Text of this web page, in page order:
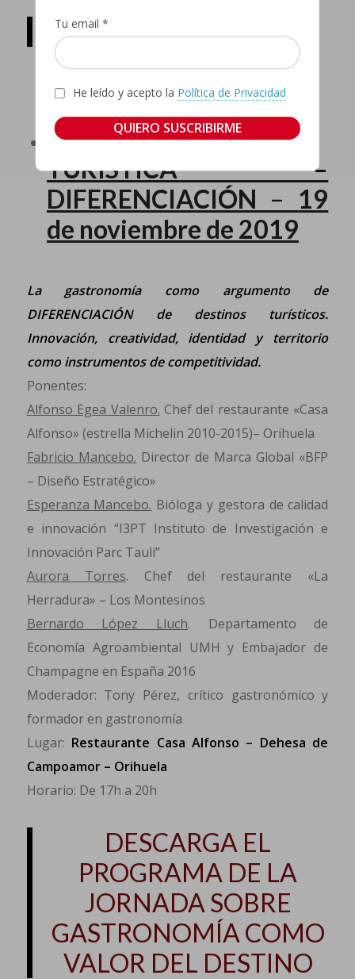
Tu email *
He leído y acepto la Política de Privacidad
INSCRÍBETE
RESTAURACIÓN
TURÍSTICA –
DIFERENCIACIÓN – 19
de noviembre de 2019
La gastronomía como argumento de
DIFERENCIACIÓN de destinos turísticos.
Innovación, creatividad, identidad y territorio
como instrumentos de competitividad.
Ponentes:
Alfonso Egea Valenro. Chef del restaurante «Casa
Alfonso» (estrella Michelin 2010-2015)– Orihuela
Fabricio Mancebo. Director de Marca Global «BFP
– Diseño Estratégico»
Esperanza Mancebo. Bióloga y gestora de calidad
e innovación “I3PT Instituto de Investigación e
Innovación Parc Tauli”
Aurora Torres. Chef del restaurante «La
Herradura» – Los Montesinos
Bernardo López Lluch. Departamento de
Economía Agroambiental UMH y Embajador de
Champagne en España 2016
Moderador: Tony Pérez, crítico gastronómico y
formador en gastronomía
Lugar: Restaurante Casa Alfonso – Dehesa de
Campoamor – Orihuela
Horario: De 17h a 20h
DESCARGA EL
PROGRAMA DE LA
JORNADA SOBRE
GASTRONOMÍA COMO
VALOR DEL DESTINO